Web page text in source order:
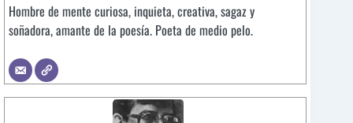
Hombre de mente curiosa, inquieta, creativa, sagaz y
soñadora, amante de la poesía. Poeta de medio pelo.